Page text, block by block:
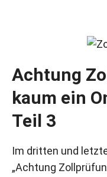
Achtung
kaum ein
Teil 3
Im dritten und
„Achtung